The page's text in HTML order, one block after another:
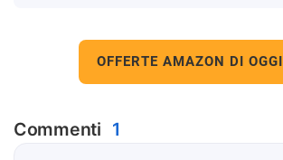
OFFERTE AMAZON DI OGGI
Commenti 1